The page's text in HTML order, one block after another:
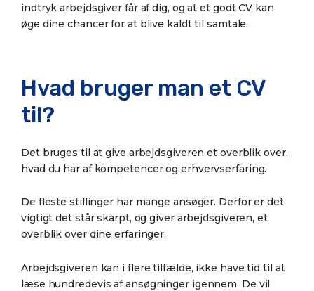
indtryk arbejdsgiver får af dig, og at et godt CV kan
øge dine chancer for at blive kaldt til samtale.
Hvad bruger man et CV
til?
Det bruges til at give arbejdsgiveren et overblik over,
hvad du har af kompetencer og erhvervserfaring.
De fleste stillinger har mange ansøger. Derfor er det
vigtigt det står skarpt, og giver arbejdsgiveren, et
overblik over dine erfaringer.
Arbejdsgiveren kan i flere tilfælde, ikke have tid til at
læse hundredevis af ansøgninger igennem. De vil